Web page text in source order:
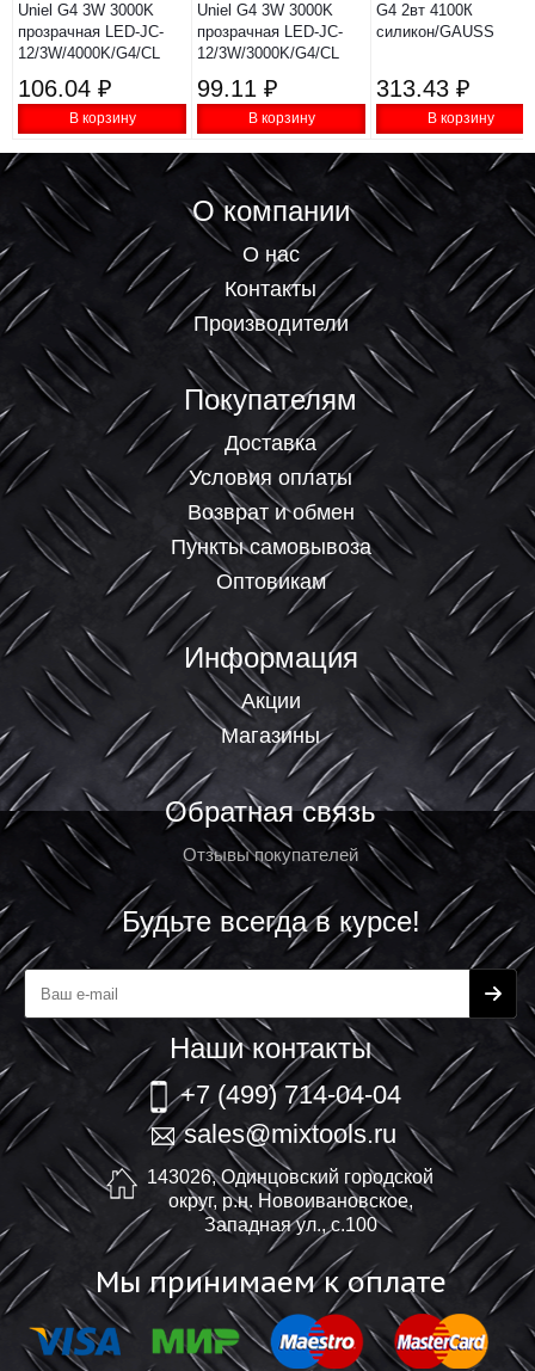
Uniel G4 3W 3000K
прозрачная LED-JC-
12/3W/4000K/G4/CL
106.04 ₽
В корзину
Uniel G4 3W 3000K
прозрачная LED-JC-
12/3W/3000K/G4/CL
99.11 ₽
В корзину
G4 2вт 4100К
силикон/GAUSS
313.43 ₽
В корзину
О компании
О нас
Контакты
Производители
Покупателям
Доставка
Условия оплаты
Возврат и обмен
Пункты самовывоза
Оптовикам
Информация
Акции
Магазины
Обратная связь
Отзывы покупателей
Будьте всегда в курсе!
Наши контакты
+7 (499) 714-04-04
sales@mixtools.ru
143026, Одинцовский городской
округ, р.н. Новоивановское,
Западная ул., с.100
Мы принимаем к оплате